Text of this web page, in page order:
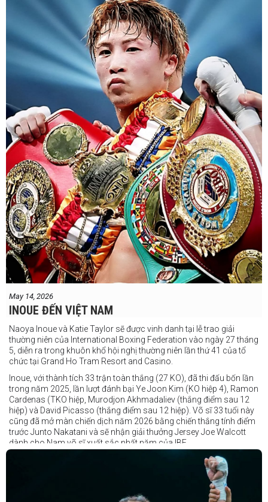
May 14, 2026
INOUE ĐẾN VIỆT NAM
Naoya Inoue và Katie Taylor sẽ được vinh danh tại lễ trao giải
thường niên của International Boxing Federation vào ngày 27 tháng
5, diễn ra trong khuôn khổ hội nghị thường niên lần thứ 41 của tổ
chức tại Grand Ho Tram Resort and Casino.
Inoue, với thành tích 33 trận toàn thắng (27 KO), đã thi đấu bốn lần
trong năm 2025, lần lượt đánh bại Ye Joon Kim (KO hiệp 4), Ramon
Cardenas (TKO hiệp, Murodjon Akhmadaliev (thắng điểm sau 12
hiệp) và David Picasso (thắng điểm sau 12 hiệp). Võ sĩ 33 tuổi này
cũng đã mở màn chiến dịch năm 2026 bằng chiến thắng tính điểm
trước Junto Nakatani và sẽ nhận giải thưởng Jersey Joe Walcott
dành cho Nam võ sĩ xuất sắc nhất năm của IBF.
Trong khi đó, Katie Taylor sẽ được trao danh hiệu Nữ võ sĩ xuất sắc
Dù chỉ thi đấu một trận trong năm 2025, nhưng đó lại là một trong
những màn trình diễn ấn tượng nhất trong sự nghiệp lẫy lừng với